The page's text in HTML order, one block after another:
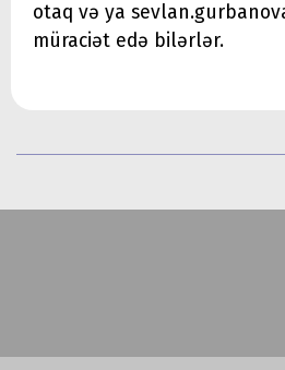
otaq və ya
müraciət edə bilərlər.